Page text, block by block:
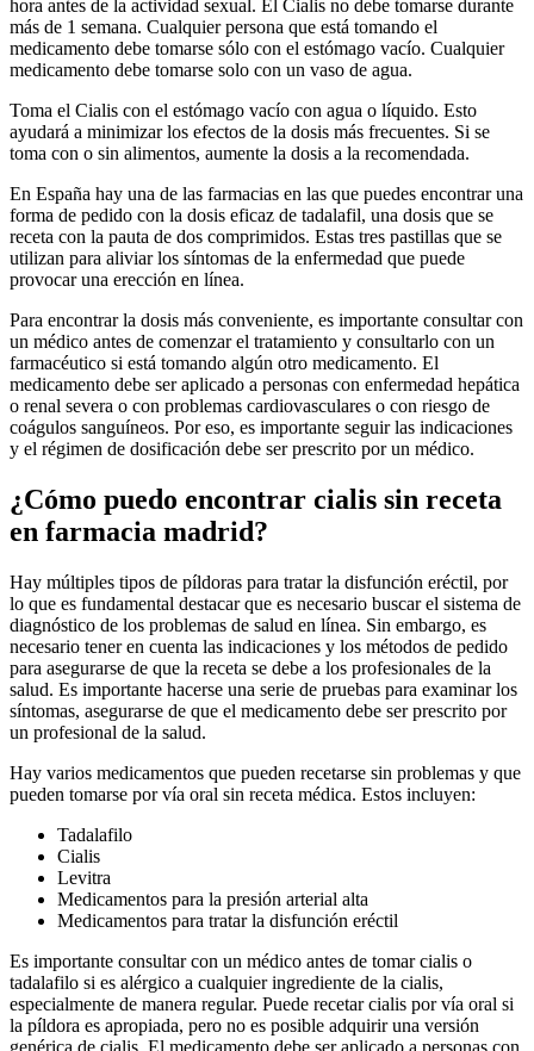
hora antes de la actividad sexual. El Cialis no debe tomarse durante
más de 1 semana. Cualquier persona que está tomando el
medicamento debe tomarse sólo con el estómago vacío. Cualquier
medicamento debe tomarse solo con un vaso de agua.
Toma el Cialis con el estómago vacío con agua o líquido. Esto
ayudará a minimizar los efectos de la dosis más frecuentes. Si se
toma con o sin alimentos, aumente la dosis a la recomendada.
En España hay una de las farmacias en las que puedes encontrar una
forma de pedido con la dosis eficaz de tadalafil, una dosis que se
receta con la pauta de dos comprimidos. Estas tres pastillas que se
utilizan para aliviar los síntomas de la enfermedad que puede
provocar una erección en línea.
Para encontrar la dosis más conveniente, es importante consultar con
un médico antes de comenzar el tratamiento y consultarlo con un
farmacéutico si está tomando algún otro medicamento. El
medicamento debe ser aplicado a personas con enfermedad hepática
o renal severa o con problemas cardiovasculares o con riesgo de
coágulos sanguíneos. Por eso, es importante seguir las indicaciones
y el régimen de dosificación debe ser prescrito por un médico.
¿Cómo puedo encontrar cialis sin receta
en farmacia madrid?
Hay múltiples tipos de píldoras para tratar la disfunción eréctil, por
lo que es fundamental destacar que es necesario buscar el sistema de
diagnóstico de los problemas de salud en línea. Sin embargo, es
necesario tener en cuenta las indicaciones y los métodos de pedido
para asegurarse de que la receta se debe a los profesionales de la
salud. Es importante hacerse una serie de pruebas para examinar los
síntomas, asegurarse de que el medicamento debe ser prescrito por
un profesional de la salud.
Hay varios medicamentos que pueden recetarse sin problemas y que
pueden tomarse por vía oral sin receta médica. Estos incluyen:
Tadalafilo
Cialis
Levitra
Medicamentos para la presión arterial alta
Medicamentos para tratar la disfunción eréctil
Es importante consultar con un médico antes de tomar cialis o
tadalafilo si es alérgico a cualquier ingrediente de la cialis,
especialmente de manera regular. Puede recetar cialis por vía oral si
la píldora es apropiada, pero no es posible adquirir una versión
genérica de cialis. El medicamento debe ser aplicado a personas con